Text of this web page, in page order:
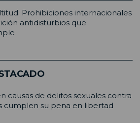
Prohibiciones internacionales
antidisturbios que
causas de delitos sexuales contra
cumplen su pena en libertad